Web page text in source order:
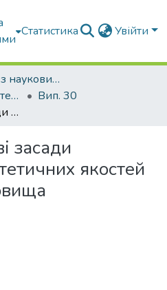
Статистика Увійти
Вибрані статті з наукових збірників КНУБА
Сучасні проблеми архітектури та містобудування
Вип. 30
Загальнонаукові засади дослідження естетичних якостей міського середовища
засади
якостей